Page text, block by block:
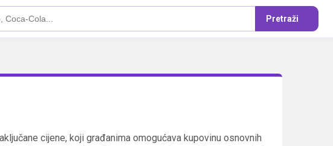
Pretraži
cijene, koji građanima omogućava kupovinu osnovnih